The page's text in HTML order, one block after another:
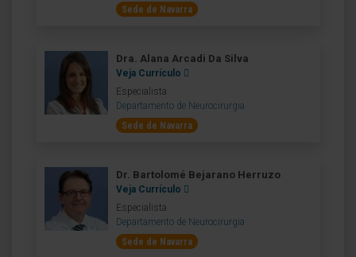
Sede de Navarra
Dra. Alana Arcadi Da Silva
Veja Currículo
Especialista
Departamento de Neurocirurgia
Sede de Navarra
Dr. Bartolomé Bejarano Herruzo
Veja Currículo
Especialista
Departamento de Neurocirurgia
Sede de Navarra